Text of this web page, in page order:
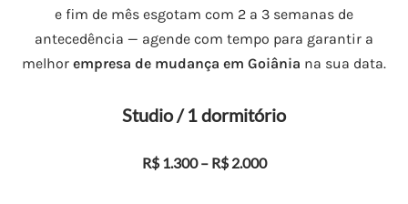
e fim de mês esgotam com 2 a 3 semanas de
antecedência — agende com tempo para garantir a
melhor empresa de mudança em Goiânia na sua data.
Studio / 1 dormitório
R$ 1.300 – R$ 2.000